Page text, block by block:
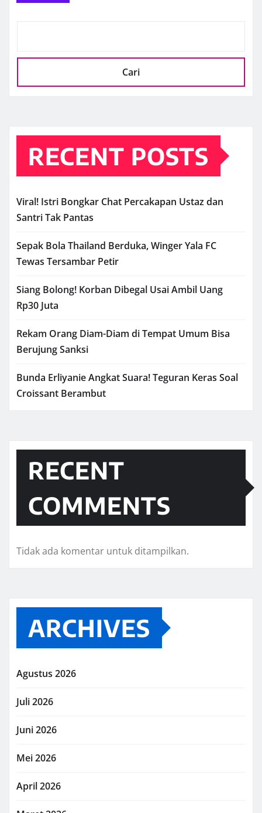
Cari
RECENT POSTS
Viral! Istri Bongkar Chat Percakapan Ustaz dan
Santri Tak Pantas
Sepak Bola Thailand Berduka, Winger Yala FC
Tewas Tersambar Petir
Siang Bolong! Korban Dibegal Usai Ambil Uang
Rp30 Juta
Rekam Orang Diam-Diam di Tempat Umum Bisa
Berujung Sanksi
Bunda Erliyanie Angkat Suara! Teguran Keras Soal
Croissant Berambut
RECENT
COMMENTS
Tidak ada komentar untuk ditampilkan.
ARCHIVES
Agustus 2026
Juli 2026
Juni 2026
Mei 2026
April 2026